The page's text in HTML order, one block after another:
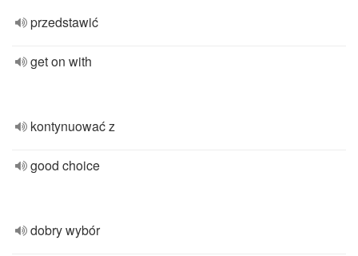
przedstawić
get on with
kontynuować z
good choice
dobry wybór